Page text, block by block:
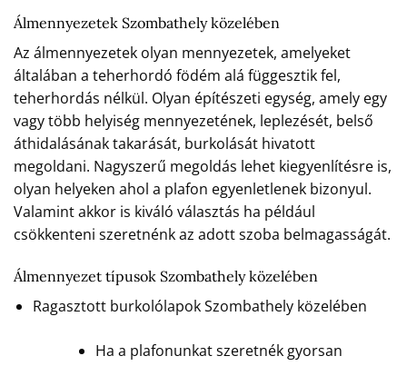
Álmennyezetek Szombathely közelében
Az álmennyezetek olyan mennyezetek, amelyeket
általában a teherhordó födém alá függesztik fel,
teherhordás nélkül. Olyan építészeti egység, amely egy
vagy több helyiség mennyezetének, leplezését, belső
áthidalásának takarását, burkolását hivatott
megoldani. Nagyszerű megoldás lehet kiegyenlítésre is,
olyan helyeken ahol a plafon egyenletlenek bizonyul.
Valamint akkor is kiváló választás ha például
csökkenteni szeretnénk az adott szoba belmagasságát.
Álmennyezet típusok Szombathely közelében
Ragasztott burkolólapok Szombathely közelében
Ha a plafonunkat szeretnék gyorsan